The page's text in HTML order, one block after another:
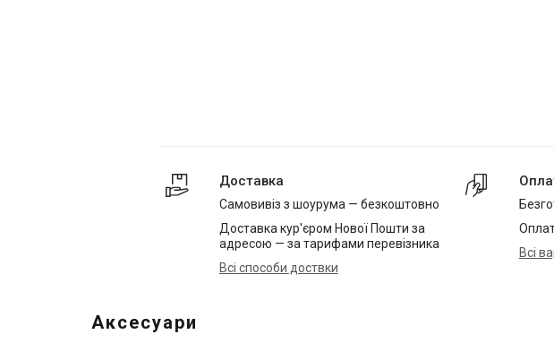
Доставка
Самовивіз з шоурума — безкоштовно
Доставка кур'єром Нової Пошти за
адресою — за тарифами перевізника
Всі способи доствки
Всі
Аксесуари